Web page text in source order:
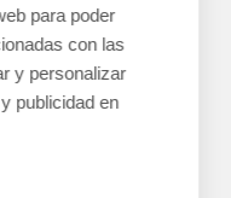
que puedas abordar
más tranquilidad.
etapas de desarrollo y
necesitas para cada
para poder
con las
y personalizar
publicidad en